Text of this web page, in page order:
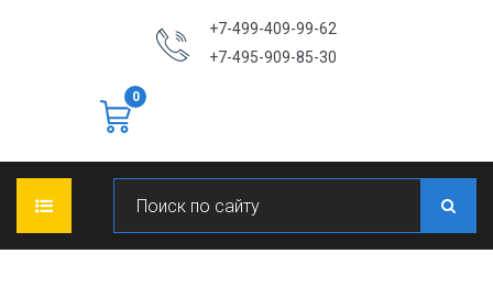
+7-499-409-99-62
+7-495-909-85-30
0